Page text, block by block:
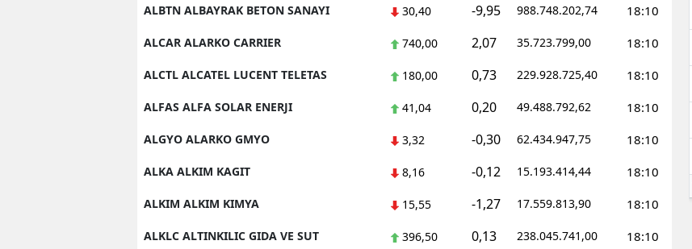
Ordu
Rize
Sakarya
ALBTN ALBAYRAK BETON SANAYI 30,40 -9,95 988.748.202,74 18:10
ALCAR ALARKO CARRIER 740,00 2,07 35.723.799,00 18:10
ALCTL ALCATEL LUCENT TELETAS 180,00 0,73 229.928.725,40 18:10
ALFAS ALFA SOLAR ENERJI 41,04 0,20 49.488.792,62 18:10
ALGYO ALARKO GMYO 3,32 -0,30 62.434.947,75 18:10
ALKA ALKIM KAGIT 8,16 -0,12 15.193.414,44 18:10
ALKIM ALKIM KIMYA 15,55 -1,27 17.559.813,90 18:10
ALKLC ALTINKILIC GIDA VE SUT 396,50 0,13 238.045.741,00 18:10